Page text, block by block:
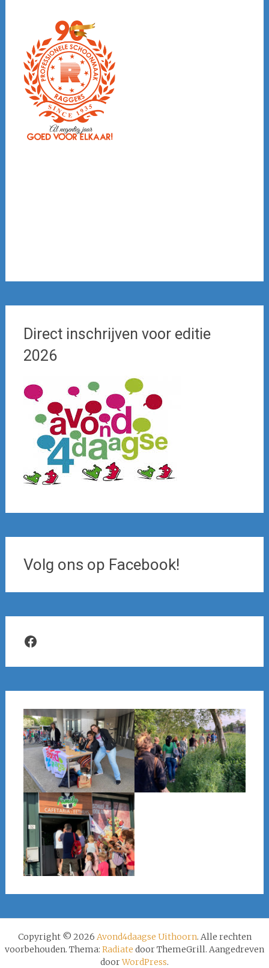
Direct inschrijven voor editie
2026
Volg ons op Facebook!
Facebook
Copyright © 2026 Avond4daagse Uithoorn. Alle rechten
voorbehouden. Thema: Radiate door ThemeGrill. Aangedreven
doorWordPress.